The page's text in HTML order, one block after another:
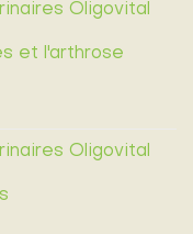
Oligovital
et l'arthrose
Oligovital